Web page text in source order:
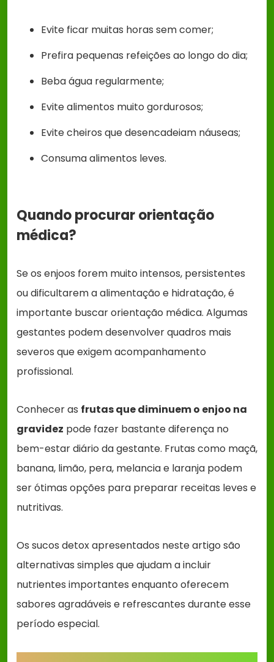
Evite ficar muitas horas sem comer;
Prefira pequenas refeições ao longo do dia;
Beba água regularmente;
Evite alimentos muito gordurosos;
Evite cheiros que desencadeiam náuseas;
Consuma alimentos leves.
Quando procurar orientação
médica?
Se os enjoos forem muito intensos, persistentes
ou dificultarem a alimentação e hidratação, é
importante buscar orientação médica. Algumas
gestantes podem desenvolver quadros mais
severos que exigem acompanhamento
profissional.
Conhecer as frutas que diminuem o enjoo na
gravidez pode fazer bastante diferença no
bem-estar diário da gestante. Frutas como maçã,
banana, limão, pera, melancia e laranja podem
ser ótimas opções para preparar receitas leves e
nutritivas.
Os sucos detox apresentados neste artigo são
alternativas simples que ajudam a incluir
nutrientes importantes enquanto oferecem
sabores agradáveis e refrescantes durante esse
período especial.